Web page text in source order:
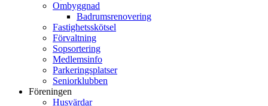
Ombyggnad
Badrumsrenovering
Fastighetsskötsel
Förvaltning
Sopsortering
Medlemsinfo
Parkeringsplatser
Seniorklubben
Föreningen
Husvärdar